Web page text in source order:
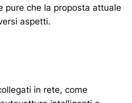
pure che la proposta attuale
aspetti.
in rete, come